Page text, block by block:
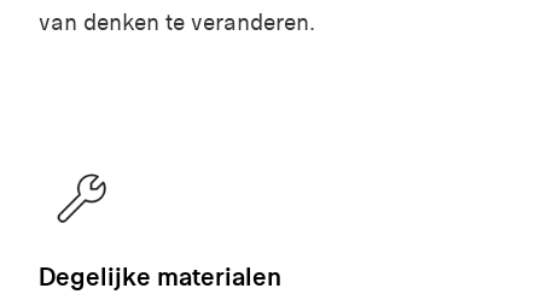
van denken te veranderen.
Degelijke materialen